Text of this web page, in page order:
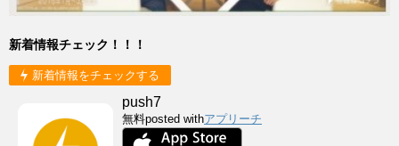
新着情報チェック！！！
新着情報をチェックする
push7
無料posted withアプリーチ